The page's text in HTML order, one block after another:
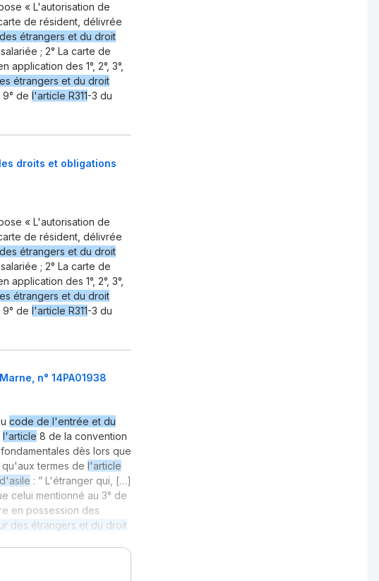
« L'autorisation de
de résident, délivrée
étrangers et du droit
; 2° La carte de
des 1°, 2°, 3°,
étrangers et du droit
de l'article R311-3 du
droits et obligations
« L'autorisation de
de résident, délivrée
étrangers et du droit
; 2° La carte de
des 1°, 2°, 3°,
étrangers et du droit
de l'article R311-3 du
n° 14PA01938
code de l'entrée et du
l'article 8 de la convention
dès lors que
termes de l'article
: ” L'étranger qui, […]
celui mentionné au 3° de
en possession des
des étrangers et du droit